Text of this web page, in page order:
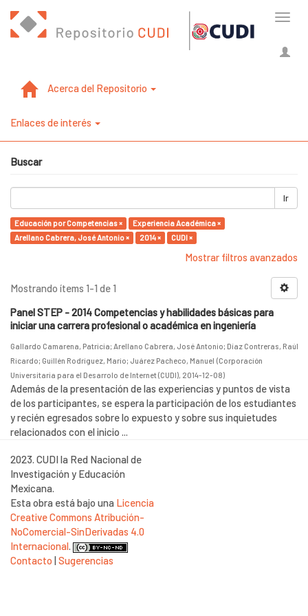
Acerca del Repositorio
Enlaces de interés
Buscar
Ir
Educación por Competencias ×
Experiencia Académica ×
Arellano Cabrera, José Antonio ×
2014 × CUDI ×
Mostrar filtros avanzados
Mostrando ítems 1-1 de 1
Panel STEP - 2014 Competencias y habilidades básicas para
iniciar una carrera profesional o académica en ingeniería
Gallardo Camarena, Patricia; Arellano Cabrera, José Antonio; Díaz Contreras, Raúl
Ricardo; Guillén Rodríguez, Mario; Juárez Pacheco, Manuel (Corporación
Universitaria para el Desarrolo de Internet (CUDI), 2014-12-08)
Además de la presentación de las experiencias y puntos de vista
de los participantes, se espera la participación de los estudiantes
y recién egresados sobre lo expuesto y sobre sus inquietudes
relacionados con el inicio ...
2023. CUDI la Red Nacional de
Investigación y Educación
Mexicana.
Esta obra está bajo una Licencia
Creative Commons Atribución-
NoComercial-SinDerivadas 4.0
Internacional.
Contacto |Sugerencias